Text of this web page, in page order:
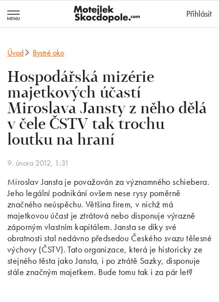
Přihlásit
Úvod Bystré oko
Hospodářská mizérie
majetkových účastí
Miroslava Jansty z něho dělá
v čele ČSTV tak trochu
loutku na hraní
9. února 2012, 1:31
Miroslav Jansta je považován za významného schiebera.
Jeho legální podnikání ovšem nese rysy poměrně
značného neúspěchu. Většina firem, v nichž má
majetkovou účast je ztrátová nebo disponuje výrazně
záporným vlastním kapitálem. Jansta se díky své
obratnosti stal nedávno předsedou Českého svazu tělesné
výchovy (ČSTV). Tato organizace, která je historicky ze
stejného těsta jako Jansta, i po ztrátě Sazky, disponuje
stále značným majetkem. Bude tomu tak i za pár let?